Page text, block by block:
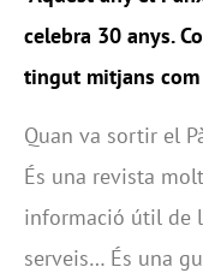
celebra 30 anys.
tingut mitjans com
Quan va sortir el
És una revista
informació útil de
serveis… És una